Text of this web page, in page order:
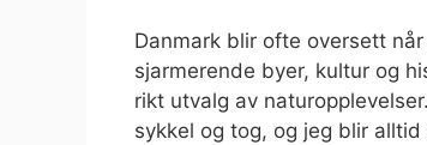
Danmark blir ofte oversett
sjarmerende byer, kultur og
rikt utvalg av
sykkel og tog, og jeg blir